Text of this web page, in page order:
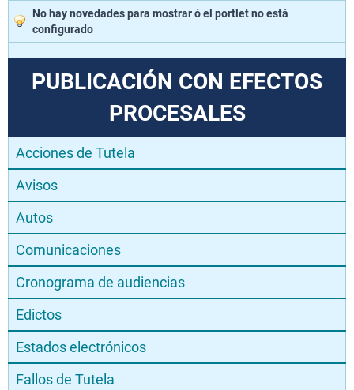
No hay novedades para mostrar ó el portlet no está
configurado
PUBLICACIÓN CON EFECTOS
PROCESALES
Acciones de Tutela
Avisos
Autos
Comunicaciones
Cronograma de audiencias
Edictos
Estados electrónicos
Fallos de Tutela